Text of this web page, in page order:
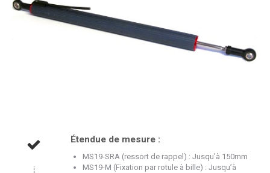
Étendue de mesure :
MS19-SRA (ressort de rappel) : Jusqu’à 150mm
MS19-M (Fixation par rotule à bille) : Jusqu’à